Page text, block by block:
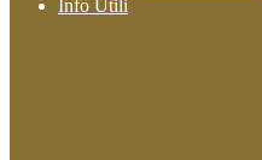
Info Utili